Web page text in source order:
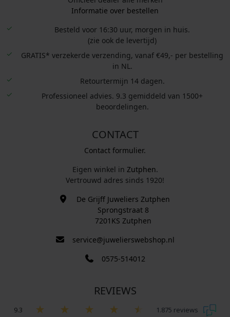
Informatie over bestellen
Besteld voor 16:30 uur, morgen in huis.
(zie ook de levertijd)
GRATIS* verzekerde verzending, vanaf €49,- per bestelling
in NL.
Retourtermijn 14 dagen.
Professioneel advies. 9.3 gemiddeld van 1500+
beoordelingen.
CONTACT
Contact formulier.
Eigen winkel in Zutphen.
Vertrouwd adres sinds 1920!
De Grijff Juweliers Zutphen
Sprongstraat 8
7201KS Zutphen
service@juwelierswebshop.nl
0575-514012
REVIEWS
9.3 1.875 reviews